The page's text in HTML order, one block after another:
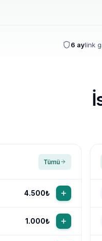
6 aylink
Tümü
4.500₺
1.000₺